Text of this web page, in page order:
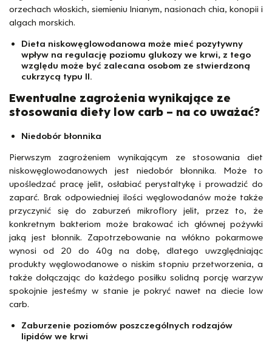
orzechach włoskich, siemieniu lnianym, nasionach chia, konopii i
algach morskich.
Dieta niskowęglowodanowa może mieć pozytywny
wpływ na regulację poziomu glukozy we krwi, z tego
względu może być zalecana osobom ze stwierdzoną
cukrzycą typu II.
Ewentualne zagrożenia wynikające ze
stosowania diety low carb – na co uważać?
Niedobór błonnika
Pierwszym zagrożeniem wynikającym ze stosowania diet
niskowęglowodanowych jest niedobór błonnika. Może to
upośledzać pracę jelit, osłabiać perystaltykę i prowadzić do
zaparć. Brak odpowiedniej ilości węglowodanów może także
przyczynić się do zaburzeń mikroflory jelit, przez to, że
konkretnym bakteriom może brakować ich głównej pożywki
jaką jest błonnik. Zapotrzebowanie na włókno pokarmowe
wynosi od 20 do 40g na dobę, dlatego uwzględniając
produkty węglowodanowe o niskim stopniu przetworzenia, a
także dołączając do każdego posiłku solidną porcję warzyw
spokojnie jesteśmy w stanie je pokryć nawet na diecie low
carb.
Zaburzenie poziomów poszczególnych rodzajów
lipidów we krwi